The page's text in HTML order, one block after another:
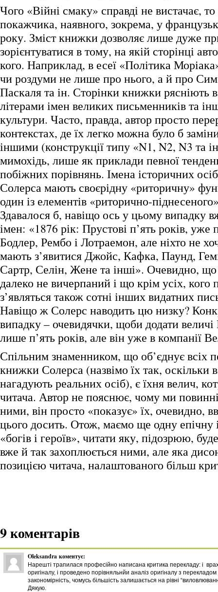
Чого «Війні смаку» справді не вистачає,
покажчика, наявного, зокрема, у
року. Зміст книжки дозволяє лише дуже
зорієнтуватися в тому, на якій сторінці
кого. Наприклад, в есеї «Політика
чи роздуми не лише про нього, а й про
Паскаля та ін. Сторінки книжки рясніють
літерами імен великих письменників та
культури. Часто, правда, автор просто
контекстах, де їх легко можна було б
іншими (конструкції типу «N1, N2, N3 та
мимохідь, лише як приклади певної
побіжних порівнянь. Імена історичних
Солерса мають своєрідну «риторичну»
один із елементів «риторично-
Здавалося б, навіщо ось у цьому випадку
імен: «1876 рік: Прустові п’ять років, уже
Бодлер, Рембо і Лотраемон, але ніхто не
мають з’явитися Джойс, Кафка, Паунд,
Сартр, Селін, Жене та інші». Очевидно,
далеко не вичерпаний і що крім усіх, кого
з’являться також сотні інших видатних
Навіщо ж Солерс наводить цю низку?
випадку – очевидячки, щоби додати
лише п’ять років, але він уже в компанії
Спільним знаменником, що об’єднує всіх
книжки Солерса (назвімо їх так, оскільки
нагадують реальних осіб), є їхня велич,
читача. Автор не пояснює, чому ми
ними, він просто «показує» їх, очевидно,
цього досить. Отож, маємо ще одну епічну
«богів і героїв», читати яку, підозрюю,
вже й так захоплюється ними, але яка
позицією читача, налаштованого більш
9 коментарів
Oleksandra коментує:
Нарешті трапилася професійно написана критика перекладу: і
оригіналу, і проведено порівняльнйи аналіз оригіналу з
закономірність, чомусь більшість залишається на рівні
Дякую.